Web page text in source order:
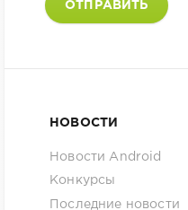
ОТПРАВИТЬ
НОВОСТИ
Новости Android
Конкурсы
Последние новости